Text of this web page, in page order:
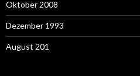
Oktober 2008
Dezember 1993
August 201